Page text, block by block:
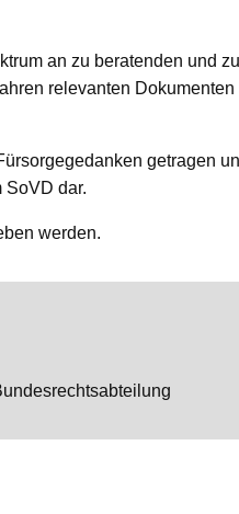
an zu beratenden und
relevanten
getragen
SoVD dar.
werden.